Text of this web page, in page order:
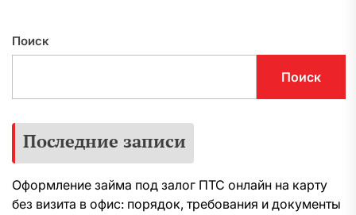
Поиск
Поиск
Последние записи
Оформление займа под залог ПТС онлайн на карту
без визита в офис: порядок, требования и документы